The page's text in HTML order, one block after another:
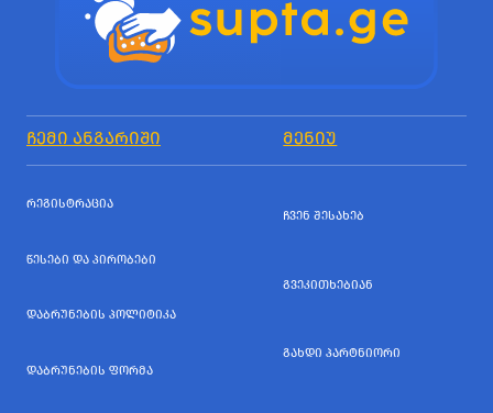
ᲩᲔᲛᲘ ᲐᲜᲒᲐᲠᲘᲨᲘ ᲛᲔᲜᲘᲣ
ᲠᲔᲒᲘᲡᲢᲠᲐᲪᲘᲐ
ᲬᲔᲡᲔᲑᲘ ᲓᲐ ᲞᲘᲠᲝᲑᲔᲑᲘ
ᲓᲐᲑᲠᲣᲜᲔᲑᲘᲡ ᲞᲝᲚᲘᲢᲘᲙᲐ
ᲓᲐᲑᲠᲣᲜᲔᲑᲘᲡ ᲤᲝᲠᲛᲐ
ᲩᲕᲔᲜ ᲨᲔᲡᲐᲮᲔᲑ
ᲒᲕᲔᲙᲘᲗᲮᲔᲑᲘᲐᲜ
ᲒᲐᲮᲓᲘ ᲞᲐᲠᲢᲜᲘᲝᲠᲘ